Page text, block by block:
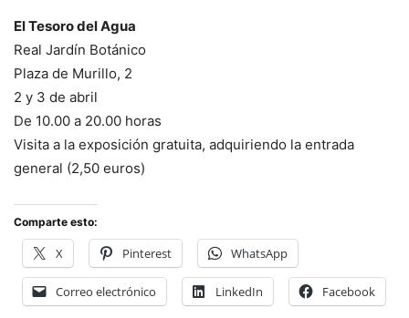
El Tesoro del Agua
Real Jardín Botánico
Plaza de Murillo, 2
2 y 3 de abril
De 10.00 a 20.00 horas
Visita a la exposición gratuita, adquiriendo la entrada
general (2,50 euros)
Comparte esto:
X Pinterest WhatsApp
Correo electrónico LinkedIn Facebook